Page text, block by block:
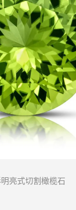
明亮式切割橄榄石